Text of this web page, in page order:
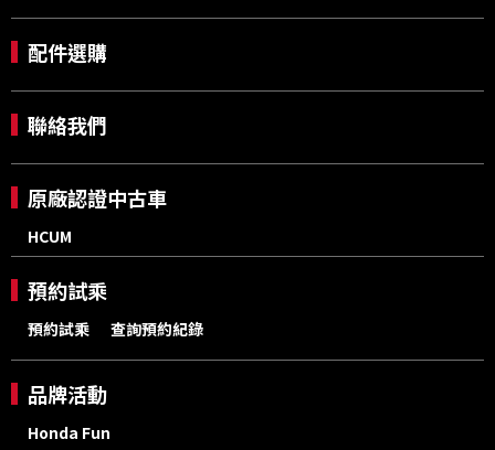
配件選購
聯絡我們
原廠認證中古車
HCUM
預約試乘
預約試乘 查詢預約紀錄
品牌活動
Honda Fun